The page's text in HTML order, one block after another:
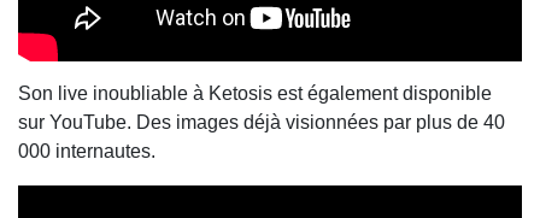
Son live inoubliable à Ketosis est également disponible
sur YouTube. Des images déjà visionnées par plus de 40
000 internautes.